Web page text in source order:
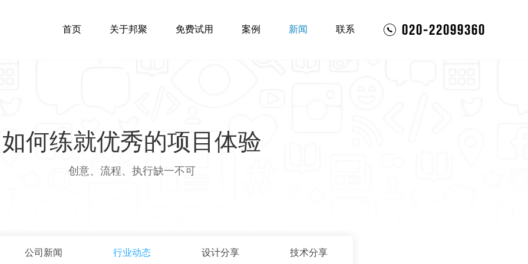
020-22099360
首页 关于邦聚 免费试用 案例 新闻 联系
如何练就优秀的项目体验
创意、流程、执行缺一不可
公司新闻 行业动态 设计分享 技术分享